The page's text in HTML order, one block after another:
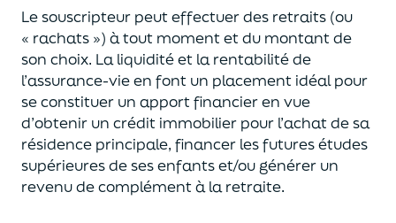
Le souscripteur peut effectuer des retraits (ou
« rachats ») à tout moment et du montant de
son choix. Laliquiditéet la rentabilité de
l’assurance-vie en font un placement idéal pour
se constituer un apport financier en vue
d’obtenir un crédit immobilier pour l’achat desa
résidence principale, financer les futures études
supérieures de ses enfantset/ou générer un
revenu de complément à la retraite.